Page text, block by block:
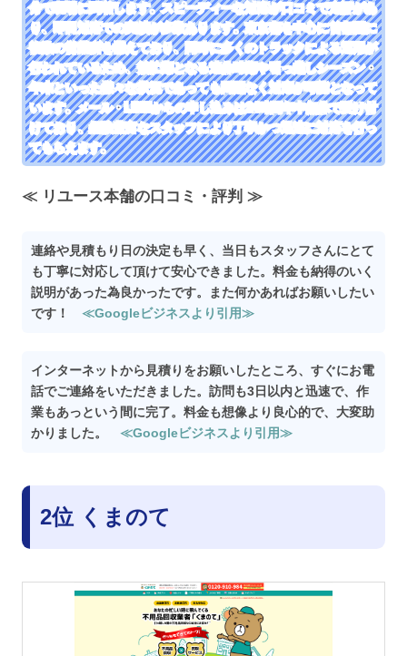
分で現場に到着します。スピーディーな対応が口コミで定評があ
り、即日対応での実績が多数あります。東京都を中心に首都圏に
複数の営業所を構えており、同時に多くのトラックによる運用が
行われているため、繁忙期となる連休時期や引っ越しシーズン・
年末といった様々な状況であっても問題なく対応が可能となって
います。メール・LINEからの申し込みは24時間年中無休で受け付
けており、経験豊富なスタッフにより丁寧かつ迅速に対応を行っ
てもらえます。
≪ リユース本舗の口コミ・評判 ≫
連絡や見積もり日の決定も早く、当日もスタッフさんにとて
も丁寧に対応して頂けて安心できました。料金も納得のいく
説明があった為良かったです。また何かあればお願いしたい
です！ ≪Googleビジネスより引用≫
インターネットから見積りをお願いしたところ、すぐにお電
話でご連絡をいただきました。訪問も3日以内と迅速で、作
業もあっという間に完了。料金も想像より良心的で、大変助
かりました。 ≪Googleビジネスより引用≫
2位 くまのて